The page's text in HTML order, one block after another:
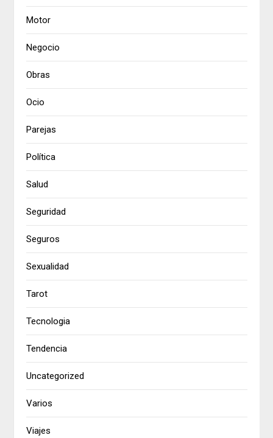
Motor
Negocio
Obras
Ocio
Parejas
Política
Salud
Seguridad
Seguros
Sexualidad
Tarot
Tecnologia
Tendencia
Uncategorized
Varios
Viajes